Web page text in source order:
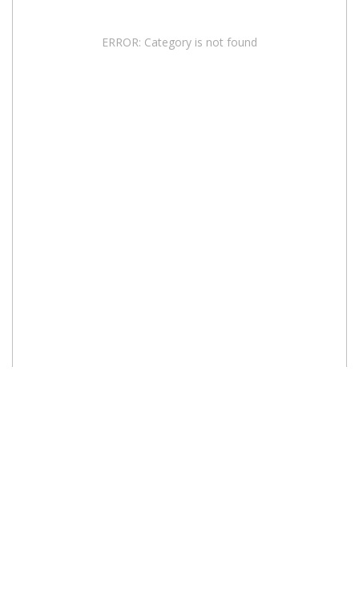
ERROR: Category is not found